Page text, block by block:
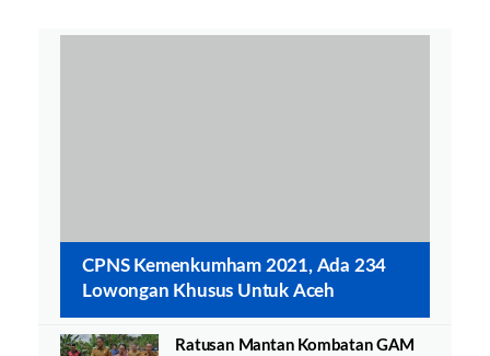
CPNS Kemenkumham 2021, Ada 234
Lowongan Khusus Untuk Aceh
Ratusan Mantan Kombatan GAM